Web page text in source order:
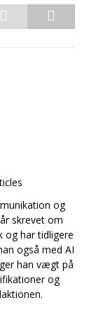
og
skrevet om
og har tidligere
også med AI
han vægt på
og